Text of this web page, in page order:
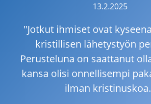
13.2.2025
"Jotkut ihmiset ovat
kristillisen lähetystyön
Perusteluna on saattanut
kansa olisi onnellisempi
ilman